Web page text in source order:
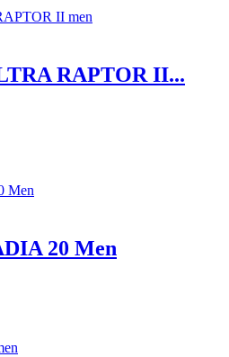
RAPTOR II...
20 Men